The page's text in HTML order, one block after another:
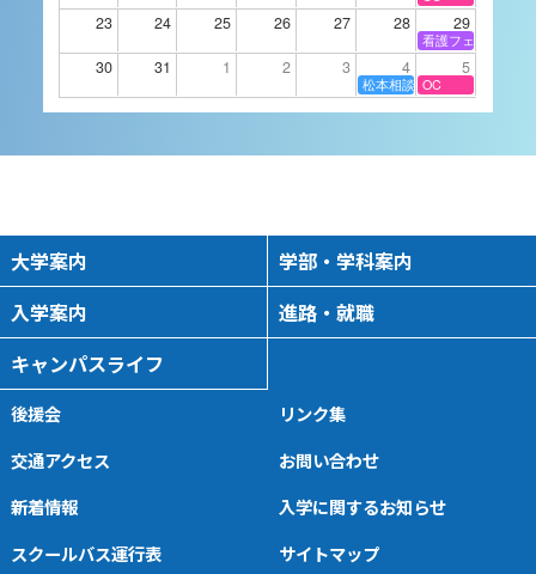
2026/09/05 10:00 16:00
オープンキャンパス
2026/09/14 16:00 -18:00
9月14日（月）進学相談
9月15日（火）進学相談
進学相談会
会 山梨県富士吉田市
23 24 25 26 27 28 29
看護フェスタ
30 31 1 2 3 4 5
松本相談会OC
大学案内
学部・学科案内
入学案内
進路・就職
キャンパスライフ
後援会
リンク集
交通アクセス
お問い合わせ
新着情報
入学に関するお知らせ
スクールバス運行表
サイトマップ